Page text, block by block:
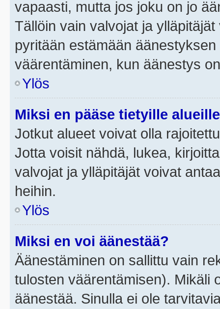
vapaasti, mutta jos joku on jo
Tällöin vain valvojat ja
pyritään estämään
väärentäminen, kun äänestys
Ylös
Miksi en pääse tietyille
Jotkut alueet voivat olla
Jotta voisit nähdä, lukea,
valvojat ja ylläpitäjät voivat
heihin.
Ylös
Miksi en voi äänestää?
Äänestäminen on sallittu vain
tulosten väärentämisen). Mikäli
äänestää. Sinulla ei ole